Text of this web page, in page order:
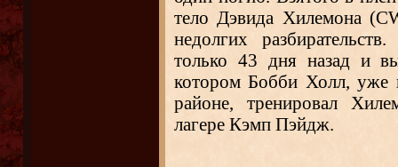
тело Дэвида Хилемона
недолгих
только 43 дня назад и
котором Бобби Холл, уже
районе, тренировал
лагере Кэмп Пэйдж.